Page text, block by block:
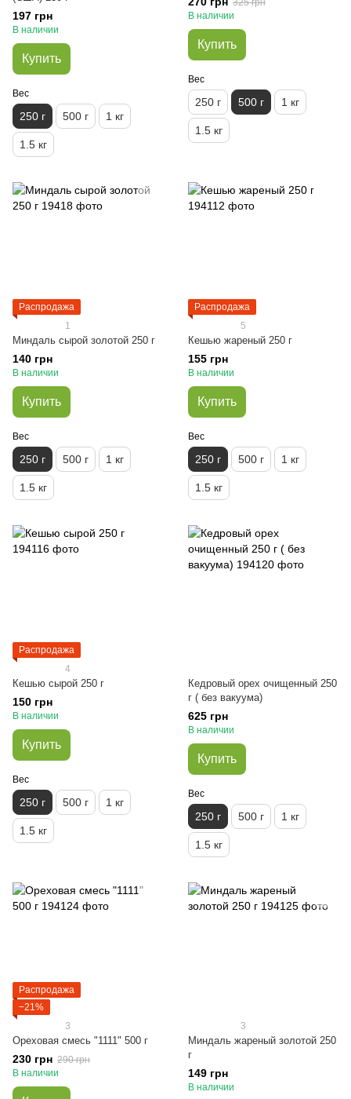
197 грн
В наличии
Купить
Вес
250 г 500 г 1 кг
1.5 кг
325 грн
В наличии
Купить
Вес
250 г 500 г 1 кг
1.5 кг
Распродажа
1
Миндаль сырой золотой 250 г
140 грн
В наличии
Купить
Вес
250 г 500 г 1 кг
1.5 кг
Распродажа
5
Кешью жареный 250 г
155 грн
В наличии
Купить
Вес
250 г 500 г 1 кг
1.5 кг
Распродажа
4
Кешью сырой 250 г
150 грн
В наличии
Купить
Вес
250 г 500 г 1 кг
1.5 кг
Кедровый орех очищенный 250
г ( без вакуума)
625 грн
В наличии
Купить
Вес
250 г 500 г 1 кг
1.5 кг
Распродажа
−21%
3
Ореховая смесь "1111" 500 г
230 грн 290 грн
В наличии
3
Миндаль жареный золотой 250
г
149 грн
В наличии